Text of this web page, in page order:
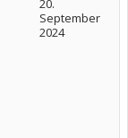
20.
September
2024